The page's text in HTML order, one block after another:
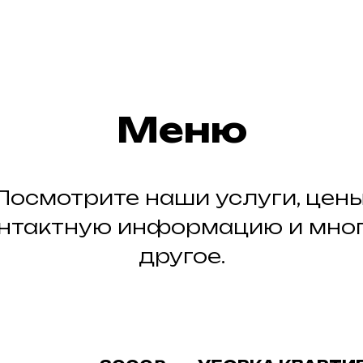
Меню
наши услуги,
информацию и
другое.